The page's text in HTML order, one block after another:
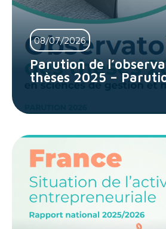
08/07/2026
Parution de
thèses 2025 –